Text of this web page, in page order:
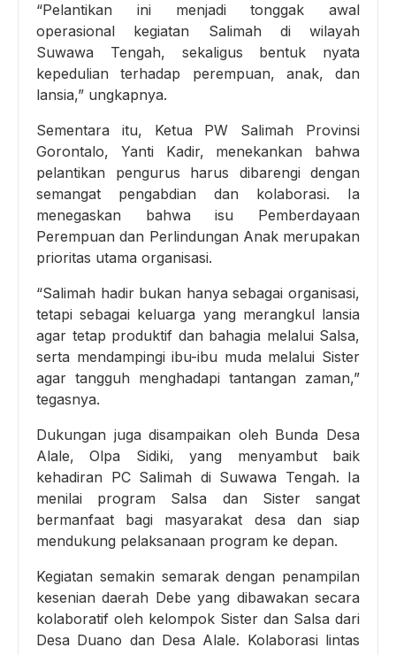
“Pelantikan ini menjadi tonggak awal
operasional kegiatan Salimah di wilayah
Suwawa Tengah, sekaligus bentuk nyata
kepedulian terhadap perempuan, anak, dan
lansia,” ungkapnya.
Sementara itu, Ketua PW Salimah Provinsi
Gorontalo, Yanti Kadir, menekankan bahwa
pelantikan pengurus harus dibarengi dengan
semangat pengabdian dan kolaborasi. Ia
menegaskan bahwa isu Pemberdayaan
Perempuan dan Perlindungan Anak merupakan
prioritas utama organisasi.
“Salimah hadir bukan hanya sebagai organisasi,
tetapi sebagai keluarga yang merangkul lansia
agar tetap produktif dan bahagia melalui Salsa,
serta mendampingi ibu-ibu muda melalui Sister
agar tangguh menghadapi tantangan zaman,”
tegasnya.
Dukungan juga disampaikan oleh Bunda Desa
Alale, Olpa Sidiki, yang menyambut baik
kehadiran PC Salimah di Suwawa Tengah. Ia
menilai program Salsa dan Sister sangat
bermanfaat bagi masyarakat desa dan siap
mendukung pelaksanaan program ke depan.
Kegiatan semakin semarak dengan penampilan
kesenian daerah Debe yang dibawakan secara
kolaboratif oleh kelompok Sister dan Salsa dari
Desa Duano dan Desa Alale. Kolaborasi lintas